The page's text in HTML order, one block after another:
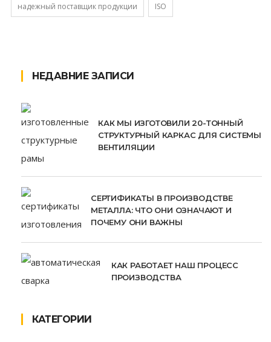
надежный поставщик продукции
ISO
НЕДАВНИЕ ЗАПИСИ
КАК МЫ ИЗГОТОВИЛИ 20-ТОННЫЙ
СТРУКТУРНЫЙ КАРКАС ДЛЯ СИСТЕМЫ
ВЕНТИЛЯЦИИ
СЕРТИФИКАТЫ В ПРОИЗВОДСТВЕ
МЕТАЛЛА: ЧТО ОНИ ОЗНАЧАЮТ И
ПОЧЕМУ ОНИ ВАЖНЫ
КАК РАБОТАЕТ НАШ ПРОЦЕСС
ПРОИЗВОДСТВА
КАТЕГОРИИ